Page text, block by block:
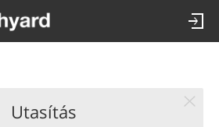
Utasítás